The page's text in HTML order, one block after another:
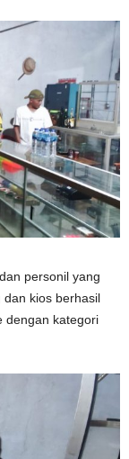
personil yang
dan kios berhasil
dengan kategori